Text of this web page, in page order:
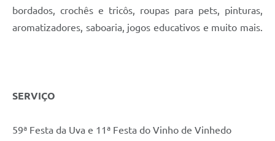
bordados, crochês e tricôs, roupas para pets, pinturas,
aromatizadores, saboaria, jogos educativos e muito mais.
SERVIÇO
59ª Festa da Uva e 11ª Festa do Vinho de Vinhedo